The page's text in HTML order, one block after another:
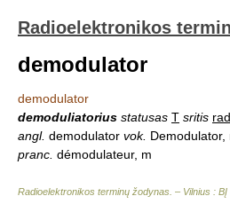
Radioelektronikos
demodulator
demodulator
demoduliatorius statusas T sritis
angl. demodulator vok. Demodulator,
pranc. démodulateur, m
Radioelektronikos terminų žodynas. – Vilnius : BĮ